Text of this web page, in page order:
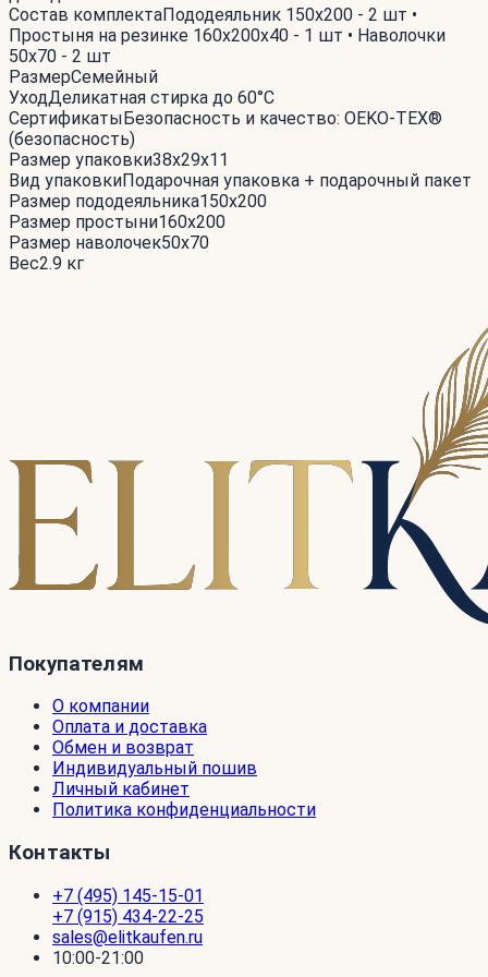
Состав комплектаПододеяльник 150x200 - 2 шт •
Простыня на резинке 160x200x40 - 1 шт • Наволочки
50x70 - 2 шт
РазмерСемейный
УходДеликатная стирка до 60°С
СертификатыБезопасность и качество: OEKO-TEX®
(безопасность)
Размер упаковки38x29x11
Вид упаковкиПодарочная упаковка + подарочный пакет
Размер пододеяльника150x200
Размер простыни160x200
Размер наволочек50x70
Вес2.9 кг
Покупателям
О компании
Оплата и доставка
Обмен и возврат
Индивидуальный пошив
Личный кабинет
Политика конфиденциальности
Контакты
+7 (495) 145-15-01
+7 (915) 434-22-25
sales@elitkaufen.ru
10:00-21:00